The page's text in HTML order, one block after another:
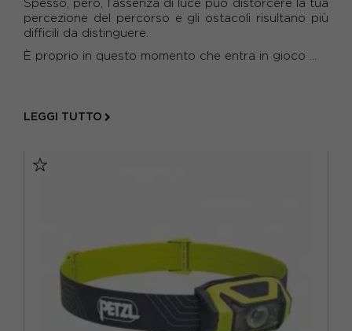
BIANCO(2)
(2)
GRIGIO(5)
VERDE
Spesso, però, l’assenza di luce può distorcere la tua
percezione del percorso e gli ostacoli risultano più
difficili da distinguere.
È proprio in questo momento che entra in gioco ...
LEGGI TUTTO